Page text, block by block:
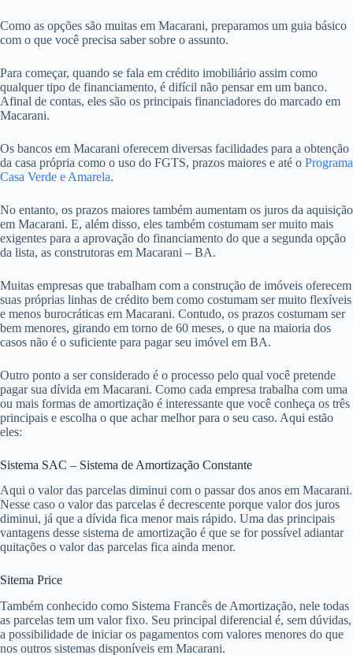
Como as opções são muitas em Macarani, preparamos um guia básico
com o que você precisa saber sobre o assunto.
Para começar, quando se fala em crédito imobiliário assim como
qualquer tipo de financiamento, é difícil não pensar em um banco.
Afinal de contas, eles são os principais financiadores do marcado em
Macarani.
Os bancos em Macarani oferecem diversas facilidades para a obtenção
da casa própria como o uso do FGTS, prazos maiores e até o Programa
Casa Verde e Amarela.
No entanto, os prazos maiores também aumentam os juros da aquisição
em Macarani. E, além disso, eles também costumam ser muito mais
exigentes para a aprovação do financiamento do que a segunda opção
da lista, as construtoras em Macarani – BA.
Muitas empresas que trabalham com a construção de imóveis oferecem
suas próprias linhas de crédito bem como costumam ser muito flexíveis
e menos burocráticas em Macarani. Contudo, os prazos costumam ser
bem menores, girando em torno de 60 meses, o que na maioria dos
casos não é o suficiente para pagar seu imóvel em BA.
Outro ponto a ser considerado é o processo pelo qual você pretende
pagar sua dívida em Macarani. Como cada empresa trabalha com uma
ou mais formas de amortização é interessante que você conheça os três
principais e escolha o que achar melhor para o seu caso. Aqui estão
eles:
Sistema SAC – Sistema de Amortização Constante
Aqui o valor das parcelas diminui com o passar dos anos em Macarani.
Nesse caso o valor das parcelas é decrescente porque valor dos juros
diminui, já que a dívida fica menor mais rápido. Uma das principais
vantagens desse sistema de amortização é que se for possível adiantar
quitações o valor das parcelas fica ainda menor.
Sitema Price
Também conhecido como Sistema Francês de Amortização, nele todas
as parcelas tem um valor fixo. Seu principal diferencial é, sem dúvidas,
a possibilidade de iniciar os pagamentos com valores menores do que
nos outros sistemas disponíveis em Macarani.